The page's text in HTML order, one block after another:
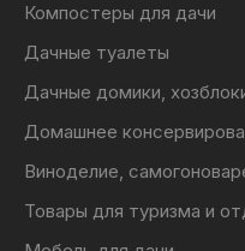
Компостеры для дачи
Дачные туалеты
Дачные домики,
Домашнее
Виноделие,
Товары для туризма и